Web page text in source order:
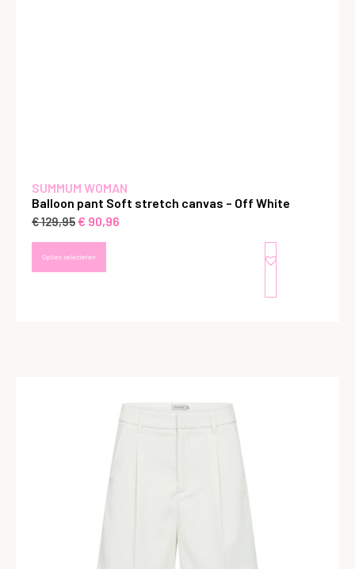
SUMMUM WOMAN
Balloon pant Soft stretch canvas – Off White
€129,95€ 90,96
Opties selecteren